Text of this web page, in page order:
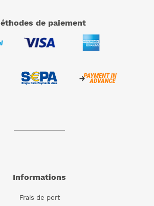
méthodes de paiement
Informations
Frais de port